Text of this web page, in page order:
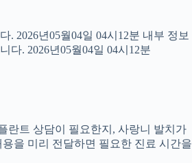
2026년05월04일 04시12분 내부 정보
. 2026년05월04일 04시12분
란트 상담이 필요한지, 사랑니 발치가
을 미리 전달하면 필요한 진료 시간을